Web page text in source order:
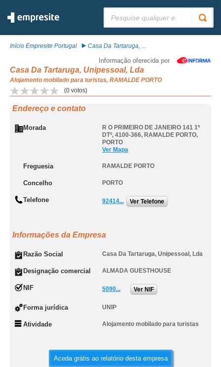
Início Empresite Portugal Casa Da Tartaruga, ...
Informação oferecida por
Casa Da Tartaruga, Unipessoal, Lda
Alojamento mobilado para turistas, RAMALDE PORTO
(0 votos)
Endereço e contato
Morada
R O PRIMEIRO DE JANEIRO 141 1º
DTº, 4100-366, RAMALDE PORTO,
PORTO
Ver Mapa
Freguesia RAMALDE PORTO
Concelho PORTO
Telefone 92414... Ver Telefone
Informações da Empresa
Razão Social Casa Da Tartaruga, Unipessoal, Lda
Designação comercial ALMADA GUESTHOUSE
NIF 5090... Ver NIF
Forma jurídica UNIP
Atividade Alojamento mobilado para turistas
Aceda grátis ao relatório desta empresa